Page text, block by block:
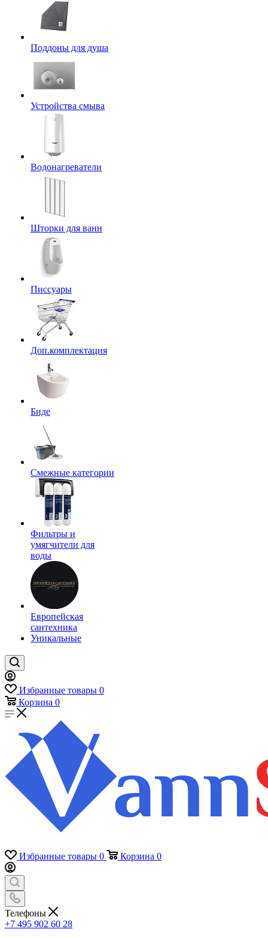
Поддоны для душа
Устройства смыва
Водонагреватели
Шторки для ванн
Писсуары
Доп.комплектация
Биде
Смежные категории
Фильтры и
умягчители для
воды
Европейская
сантехника
Уникальные
Избранные товары 0
Корзина 0
Избранные товары 0 Корзина 0
Телефоны
+7 495 902 60 28